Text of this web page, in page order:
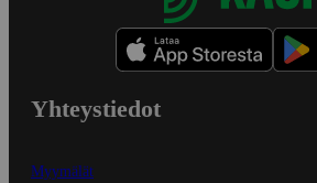
Yhteystiedot
Myymälät